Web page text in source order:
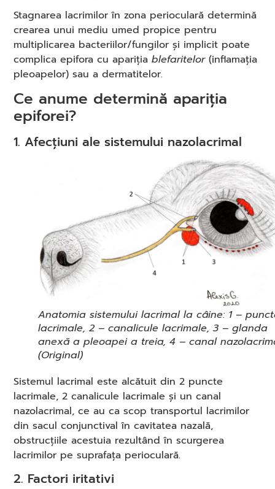
Stagnarea lacrimilor în zona perioculară determină
crearea unui mediu umed propice pentru
multiplicarea bacteriilor/fungilor și implicit poate
complica epifora cu aparițiablefaritelor(inflamația
pleoapelor) sau a dermatitelor.
Ce anume determină apariția
epiforei?
1. Afecțiuni ale sistemului nazolacrimal
Anatomia sistemului lacrimal la câine: 1 –
lacrimale, 2 – canalicule lacrimale, 3 – glanda
anexă a pleoapei a treia, 4 – canal
(Original)
Sistemul lacrimal este alcătuit din 2 puncte
lacrimale, 2 canalicule lacrimale și un canal
nazolacrimal, ce au ca scop transportul lacrimilor
din sacul conjunctival în cavitatea nazală,
obstrucțiile acestuia rezultând în scurgerea
lacrimilor pe suprafața perioculară.
2. Factori iritativi